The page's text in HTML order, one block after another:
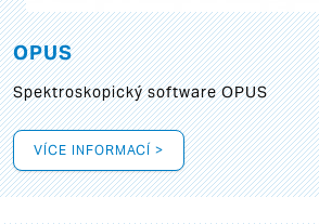
OPUS
Spektroskopický software OPUS
VÍCE INFORMACÍ >